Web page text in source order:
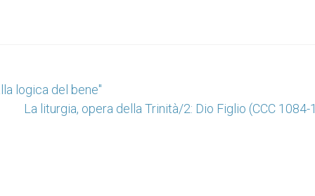
logica del bene"
La liturgia, opera della Trinità/2: Dio Figlio (CCC 1084-